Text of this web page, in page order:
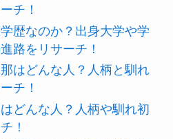
チ！
学歴なのか？出身大学や学
路をリサーチ！
はどんな人？人柄と馴れ
チ！
どんな人？人柄や馴れ初
！